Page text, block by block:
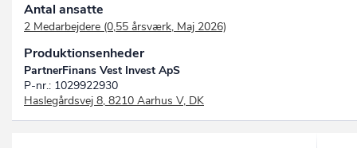
Antal ansatte
2 Medarbejdere (0,55 årsværk, Maj 2026)
Produktionsenheder
PartnerFinans Vest Invest ApS
P-nr.: 1029922930
Haslegårdsvej 8, 8210 Aarhus V, DK